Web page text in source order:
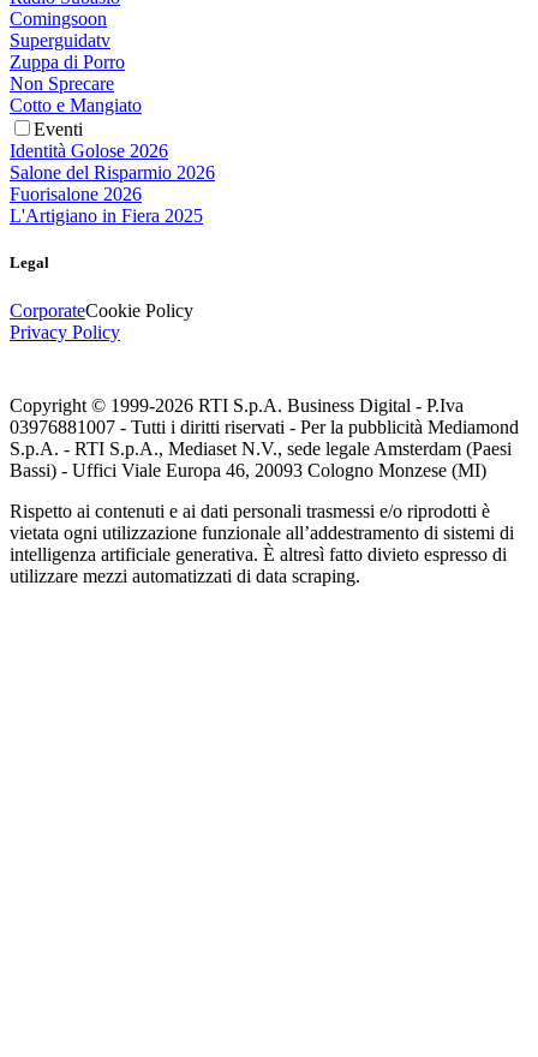
Comingsoon
Superguidatv
Zuppa di Porro
Non Sprecare
Cotto e Mangiato
Eventi
Identità Golose 2026
Salone del Risparmio 2026
Fuorisalone 2026
L'Artigiano in Fiera 2025
Legal
CorporateCookie Policy
Privacy Policy
Copyright © 1999-2026 RTI S.p.A. Business Digital - P.Iva
03976881007 - Tutti i diritti riservati - Per la pubblicità Mediamond
S.p.A. - RTI S.p.A., Mediaset N.V., sede legale Amsterdam (Paesi
Bassi) - Uffici Viale Europa 46, 20093 Cologno Monzese (MI)
Rispetto ai contenuti e ai dati personali trasmessi e/o riprodotti è
vietata ogni utilizzazione funzionale all’addestramento di sistemi di
intelligenza artificiale generativa. È altresì fatto divieto espresso di
utilizzare mezzi automatizzati di data scraping.